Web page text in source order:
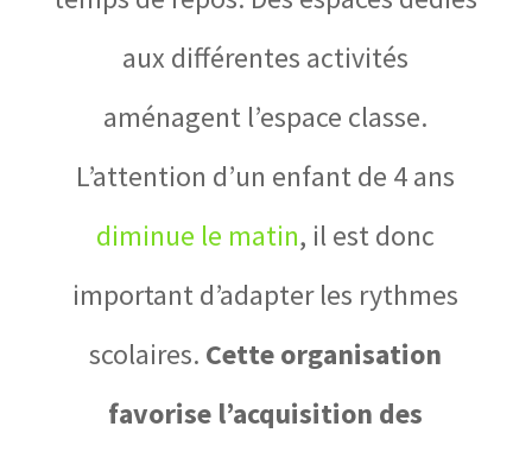
aux différentes activités
aménagent l’espace classe.
L’attention d’un enfant de 4 ans
diminue le matin, il est donc
important d’adapter les rythmes
scolaires. Cette organisation
favorise l’acquisition des